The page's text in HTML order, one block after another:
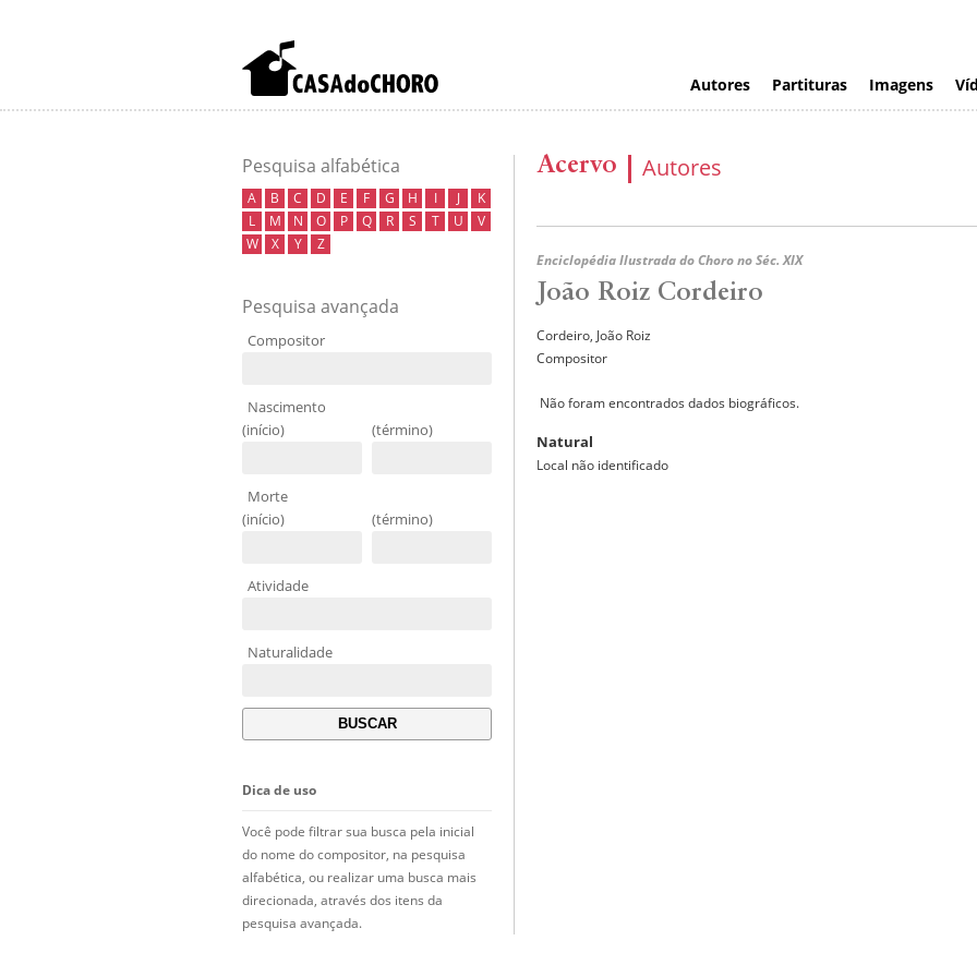
Autores Partituras Imagens
Pesquisa alfabética
A B C D E F G H I J
K
L
M N O P Q R S T U
V
W
X Y Z
Pesquisa avançada
Compositor
Nascimento
(início)
(término)
Morte
(início)
(término)
Atividade
Naturalidade
Dica de uso
Você pode filtrar sua busca pela inicial
do nome do compositor, na pesquisa
alfabética, ou realizar uma busca mais
direcionada, através dos itens da
pesquisa avançada.
Acervo Autores
Enciclopédia Ilustrada do Choro no Séc. XIX
João Roiz Cordeiro
Cordeiro, João Roiz
Compositor
Não foram encontrados dados biográficos.
Natural
Local não identificado